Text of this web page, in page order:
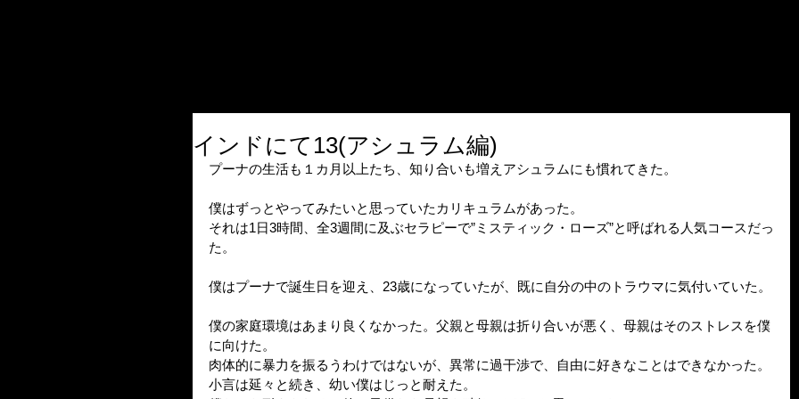
インドにて13(アシュラム編)
プーナの生活も１カ月以上たち、知り合いも増えアシュラムにも慣れてきた。
僕はずっとやってみたいと思っていたカリキュラムがあった。
それは1日3時間、全3週間に及ぶセラピーで”ミスティック・ローズ”と呼ばれる人気コースだっ
た。
僕はプーナで誕生日を迎え、23歳になっていたが、既に自分の中のトラウマに気付いていた。
僕の家庭環境はあまり良くなかった。父親と母親は折り合いが悪く、母親はそのストレスを僕
に向けた。
肉体的に暴力を振るうわけではないが、異常に過干渉で、自由に好きなことはできなかった。
小言は延々と続き、幼い僕はじっと耐えた。